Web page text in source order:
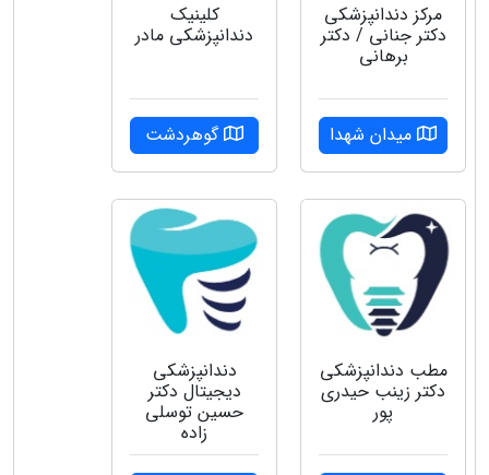
مرکز دندانپزشکی
دکتر جنانی / دکتر
برهانی
میدان شهدا
کلینیک
دندانپزشکی مادر
گوهردشت
مطب دندانپزشکی
دکتر زینب حیدری
پور
دندانپزشکی
دیجیتال دکتر
حسین توسلی
زاده